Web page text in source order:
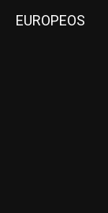
EUROPEOS